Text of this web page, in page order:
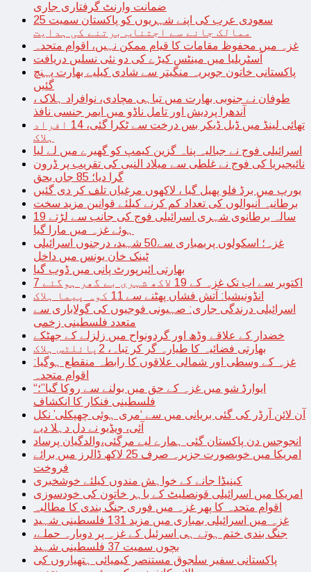
ضمانت وارنٹ گرفتاری جاری
سعودی عرب کی اپنے شہریوں کو پاکستان سمیت 25
ممالک جانے سے اجتناب برتنے کی ہدایت
غزہ میں محفوظ مقامات کا قیام ممکن نہیں، اقوام متحدہ
آسٹریلیا میں مینٹس کیڑے کی دو نئی نسلیں دریافت
پاکستانی خاتون جویریہ منگیتر سے شادی کیلیے بھارت پہنچ
گئیں
طوفان نے جنوبی بھارت میں تباہی مچادی، نوافراد ہلاک ،
آندھرا پردیش اور تامل ناڈو میں ایمر جنسی نافذ
تھائی لینڈ میں ڈبل ڈیکر بس درخت سے ٹکرا گئی، 14 افراد
ہلاک
اسرائیلی فوج نے جبالیہ پناہ گزین کیمپ کو گھیرے میں لے لیا
نائیجیریا کی فوج نے غلطی سے میلاد النبی کی تقریب پر ڈرون
گرا دیا؛ 85 جاں بحق
یورپ میں برڈ فلو پھیل گیا ، لاکھوں مرغیاں تلف کر دی گئیں
برطانیہ آنیوالوں کی تعداد کم کرنے کیلئے قوانین مزید سخت
19 سالہ برطانوی شہری اسرائیلی فوج کی جانب سے لڑتے
ہوئے غزہ میں مارا گیا
غزہ؛ اسکولوں پربمباری سے50 شہید، درجنوں اسرائیلی
ٹینک خان یونس میں داخل
بھارتی ائیرپورٹ پانی میں ڈوب گیا
7 اکتوبر سے اب تک غزہ کے 19 لاکھ شہری بے گھر ہوگئے
انڈونیشیا: آتش فشاں پھٹنے سے 11 کوہ پیما ہلاک
اسرائیلی درندگی جاری: صہیونی فوجیوں کی گولاباری سے
متعدد فلسطینی زخمی
خضدار کے علاقے وڈھ اور گردونواح میں زلزلے کے جھٹکے
بھارتی فضائیہ کا طیارہ گر کر تباہ، 2پائلٹس ہلاک
غزہ کے وسطی اور شمالی علاقوں کا رابطہ منقطع ہوگیا:
اقوام متحدہ
“ایوارڈ شو میں غزہ کے حق میں بولنے سے روکا گیا”؛
فلسطینی فنکار کا انکشاف
آن لائن آرڈر کی گئی بریانی میں سے ‘مری ہوئی چھپکلی’ نکل
آئی، ویڈیو نے دل دہلا دیے
انجوجس دن پاکستان گئی ہمارے لیے مرگئی،والدگیان پرساد
امریکا میں خوبصورت جزیرہ صرف 25 لاکھ ڈالرز میں برائے
فروخت
کینیڈا جانے کے خواہش مندوں کیلئے خوشخبری
امریکا میں اسرائیلی قونصلیٹ کے باہر خاتون کی خودسوزی
اقوام متحدہ کا پھر غزہ میں فوری جنگ بندی کا مطالبہ
غزہ میں اسرائیلی بمباری میں مزید 131 فلسطینی شہید
جنگ بندی ختم ہوتے ہی اسرئیل کے غزہ پر دوبارہ حملے،
بچوں سمیت 37 فلسطینی شہید
پاکستانی سفیر سلجوق مستنصر کیمیائی ہتھیاروں کی